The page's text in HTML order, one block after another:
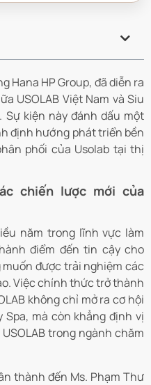
Hana HP Group, đã diễn ra
USOLAB Việt Nam và Siu
Sự kiện này đánh dấu một
định hướng phát triển bền
phối của Usolab tại thị
chiến lược mới của
năm trong lĩnh vực làm
điểm đến tin cậy cho
được trải nghiệm các
Việc chính thức trở thành
không chỉ mở ra cơ hội
mà còn khẳng định vị
trong ngành chăm
thành đến Ms. Phạm Thư